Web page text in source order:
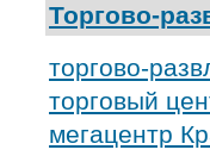
Торгово-
торгово-
торговый
мегацентр